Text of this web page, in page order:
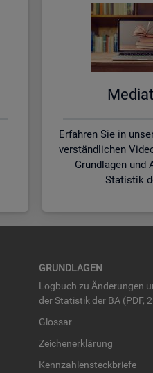
Erfahren Sie in
verständlichen
Grundlagen und
Statistik
GRUND­LA­GEN
Log­buch zu Än­de­run­gen
der Sta­tis­tik der BA (PDF,
Glos­sar
Zei­chen­er­klä­rung
Kenn­zah­len­steck­brie­fe